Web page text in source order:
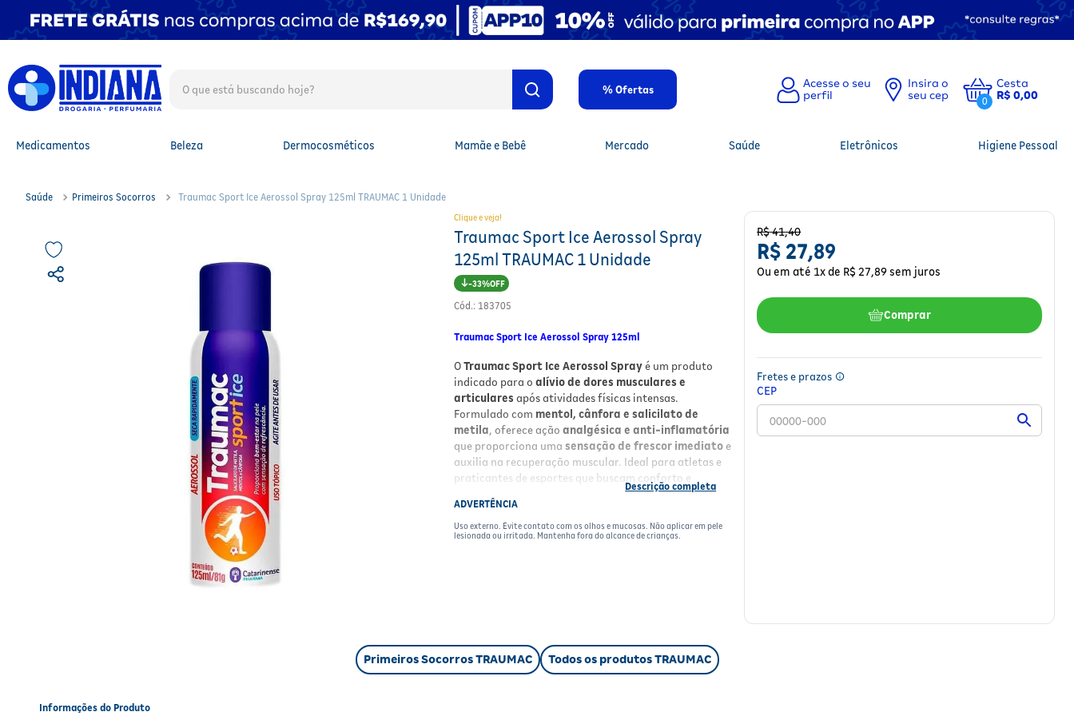
% Ofertas
Insira o
seu cep
0
Cesta
R$ 0,00
Medicamentos Beleza Dermocosméticos Mamãe e Bebê Mercado Saúde Eletrônicos Higiene Pessoal
Saúde Primeiros Socorros Traumac Sport Ice Aerossol Spray 125ml TRAUMAC 1 Unidade
Clique e veja!
Traumac Sport Ice Aerossol Spray
125ml TRAUMAC 1 Unidade
33%
Cód.: 183705
Traumac Sport Ice Aerossol Spray 125ml
OTraumac Sport Ice Aerossol Sprayé um produto
indicado para oalívio de dores musculares e
articulares após atividades físicas intensas.
Formulado com mentol, cânfora e salicilato de
metila, oferece açãoanalgésica e anti-inflamatória
que proporciona umasensação de frescor imediato e
auxilia na recuperação muscular. Ideal para atletas e
praticantes de esportes que buscam conforto e
Benefícios
Indicado para uso externoapós exercícios
físicos.
ADVERTÊNCIA
Uso externo. Evite contato com os olhos e mucosas. Não aplicar em pele
lesionada ou irritada. Mantenha fora do alcance de crianças.
R$41,40
R$ 27,89
Ou em até 1x de R$ 27,89sem juros
Comprar
Fretes e prazos
CEP
Primeiros Socorros TRAUMAC Todos os produtos TRAUMAC
Informações do Produto
TERMOS MAIS BUSCADOS
1º
fralda
protetor solar facial